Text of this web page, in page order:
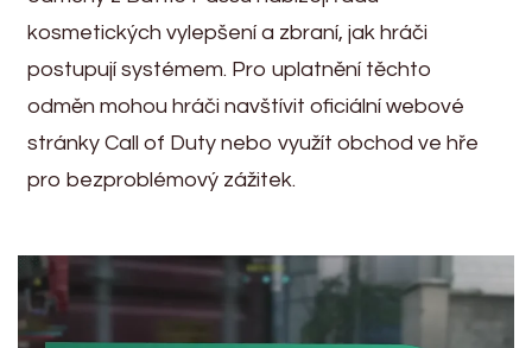
kosmetických vylepšení a zbraní, jak hráči
postupují systémem. Pro uplatnění těchto
odměn mohou hráči navštívit oficiální webové
stránky Call of Duty nebo využít obchod ve hře
pro bezproblémový zážitek.